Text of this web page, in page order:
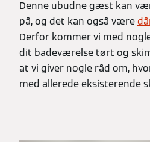
Denne ubudne gæst kan
på, og det kan også være
Derfor kommer vi med
dit badeværelse tørt og
at vi giver nogle råd om,
med allerede eksisterende